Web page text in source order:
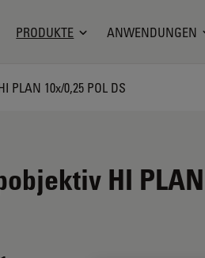
Logo
PRODUKTE ANWENDUNGEN
PLAN 10x/0,25 POL DS
HI PLAN